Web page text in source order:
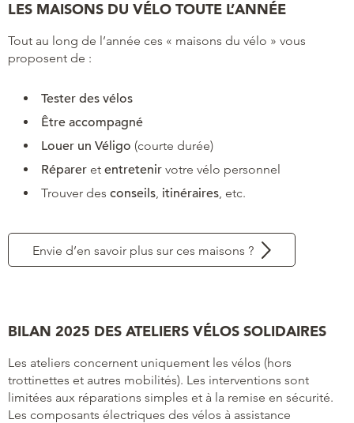
LES MAISONS DU VÉLO TOUTE L’ANNÉE
Tout au long de l’année ces « maisons du vélo » vous
proposent de :
Tester des vélos
Être accompagné
Louer un Véligo (courte durée)
Réparer et entretenir votre vélo personnel
Trouver des conseils itinéraires , etc.
Envie d’en savoir plus sur ces maisons ?
BILAN 2025 DES ATELIERS VÉLOS SOLIDAIRES
Les ateliers concernent uniquement les vélos (hors
trottinettes et autres mobilités). Les interventions sont
limitées aux réparations simples et à la remise en sécurité.
Les composants électriques des vélos à assistance